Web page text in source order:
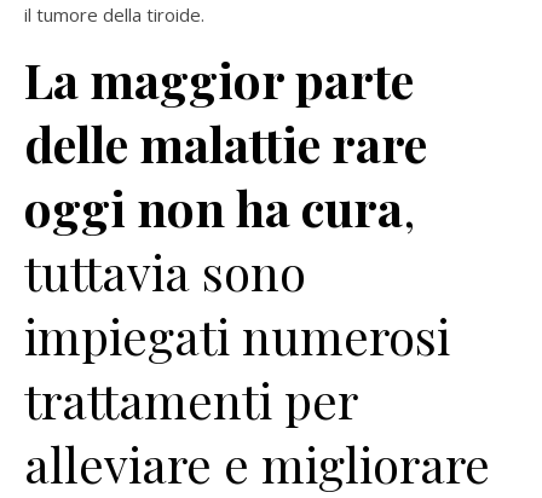
il tumore della tiroide.
La maggior parte
delle malattie rare
oggi non ha cura,
tuttavia sono
impiegati numerosi
trattamenti per
alleviare e migliorare